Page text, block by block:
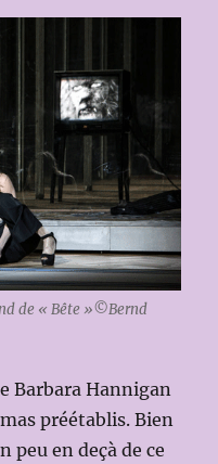
de « Bête »©Bernd
Barbara Hannigan
préétablis. Bien
peu en deçà de ce